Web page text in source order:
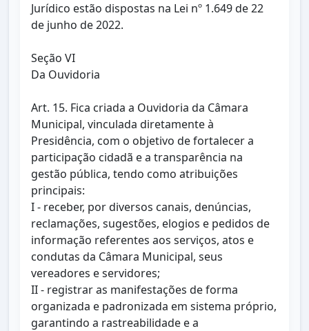
Jurídico estão dispostas na Lei nº 1.649 de 22
de junho de 2022.
Seção VI
Da Ouvidoria
Art. 15. Fica criada a Ouvidoria da Câmara
Municipal, vinculada diretamente à
Presidência, com o objetivo de fortalecer a
participação cidadã e a transparência na
gestão pública, tendo como atribuições
principais:
I - receber, por diversos canais, denúncias,
reclamações, sugestões, elogios e pedidos de
informação referentes aos serviços, atos e
condutas da Câmara Municipal, seus
vereadores e servidores;
II - registrar as manifestações de forma
organizada e padronizada em sistema próprio,
garantindo a rastreabilidade e a